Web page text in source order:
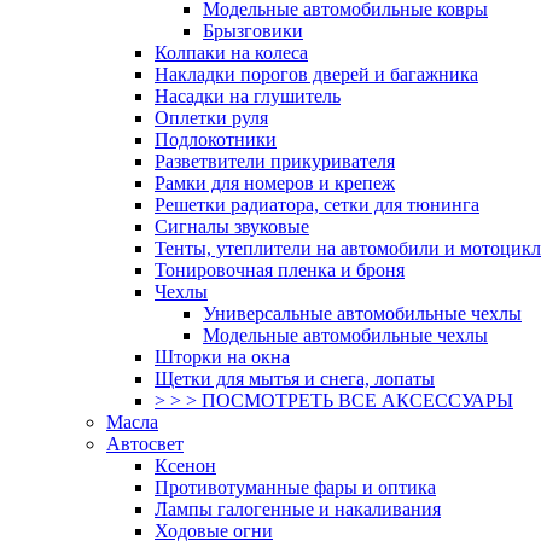
Модельные автомобильные ковры
Брызговики
Колпаки на колеса
Накладки порогов дверей и багажника
Насадки на глушитель
Оплетки руля
Подлокотники
Разветвители прикуривателя
Рамки для номеров и крепеж
Решетки радиатора, сетки для тюнинга
Сигналы звуковые
Тенты, утеплители на автомобили и
Тонировочная пленка и броня
Чехлы
Универсальные автомобильные чехлы
Модельные автомобильные чехлы
Шторки на окна
Щетки для мытья и снега, лопаты
> > > ПОСМОТРЕТЬ ВСЕ АКСЕССУАРЫ
Масла
Автосвет
Ксенон
Противотуманные фары и оптика
Лампы галогенные и накаливания
Ходовые огни